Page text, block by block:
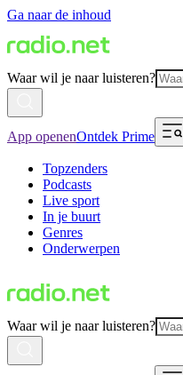
Ga naar de inhoud
Waar wil je naar luisteren?
App openenOntdek Prime
Topzenders
Podcasts
Live sport
In je buurt
Genres
Onderwerpen
Waar wil je naar luisteren?